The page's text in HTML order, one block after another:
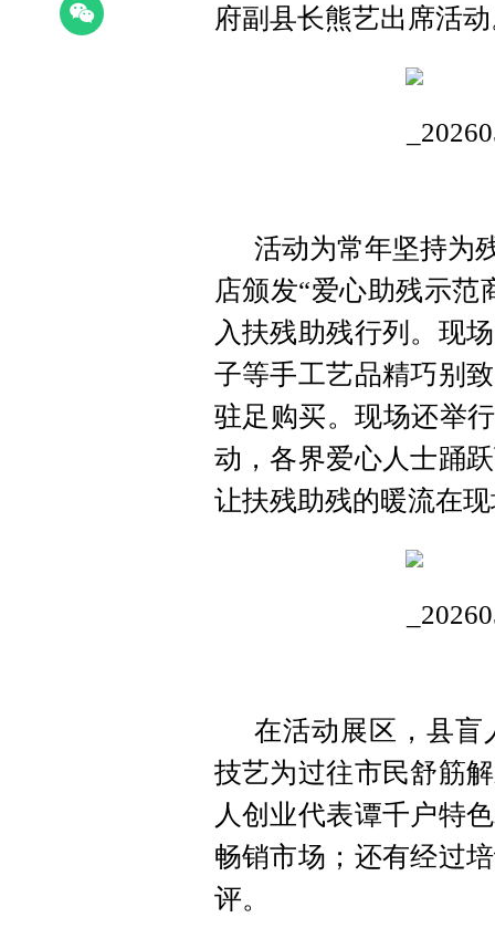
府副县长熊艺出席活
活动为常年坚持为
店颁发“爱心助残示范
入扶残助残行列。现
子等手工艺品精巧别
驻足购买。现场还举
动，各界爱心人士踊
让扶残助残的暖流在
在活动展区，县盲
技艺为过往市民舒筋
人创业代表谭千户特
畅销市场；还有经过
评。